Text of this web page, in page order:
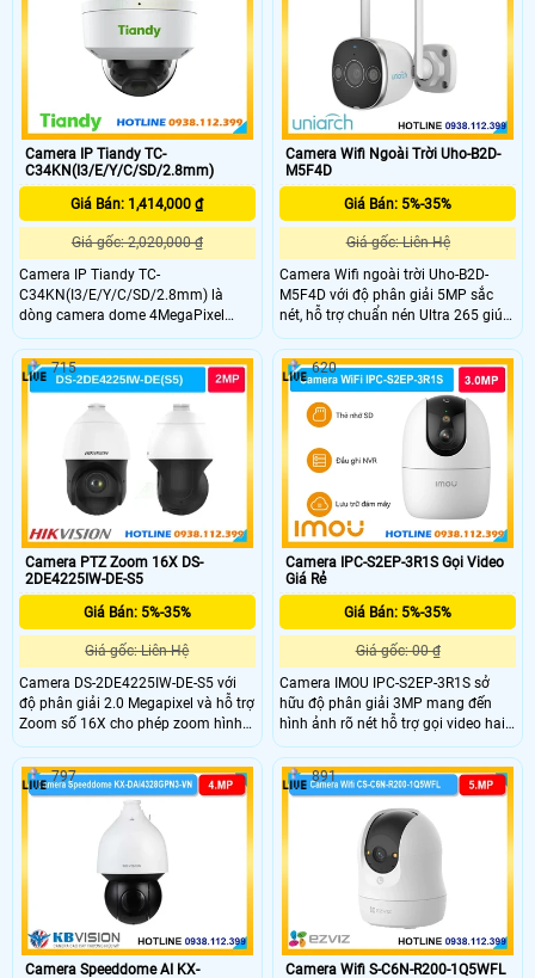
có màu ban đêm kết hợp chuẩn nén
Ultra265 giúp tiết kiệm băng thông
và dung lượng lưu trữ.
phòng, cửa hàng và khu vực giao
Camera IP Tiandy TC-
C34KN(I3/E/Y/C/SD/2.8mm)
Giá Bán: 1,414,000 ₫
Giá gốc: 2,020,000 ₫
Camera IP Tiandy TC-
C34KN(I3/E/Y/C/SD/2.8mm) là
dòng camera dome 4MegaPixel
hiện đại, cung cấp hình ảnh chi tiét
và ổn định. Sản phẩm tích hợp hồng
ngoại, công nghệ xử lý hình ảnh tiên
tiến và thiết kế nhỏ gọn, phù hợp lắp
đặt cho gia đình, văn phòng và cửa
hàng.
Camera Wifi Ngoài Trời Uho-B2D-
M5F4D
Giá Bán: 5%-35%
Giá gốc: Liên Hệ
Camera Wifi ngoài trời Uho-B2D-
M5F4D với độ phân giải 5MP sắc
nét, hỗ trợ chuẩn nén Ultra 265 giúp
tiết kiệm dung lượng lưu trữ. Thiết bị
trang bị Dual Light thông minh với
hồng ngoại 20m và đèn trắng 10m
cho hình ảnh rõ nét cả ngày lẫn
đêm, đồng thời tích hợp đàm thoại
hai chiều tiện lợi.
Camera PTZ Zoom 16X DS-
2DE4225IW-DE-S5
Giá Bán: 5%-35%
Giá gốc: Liên Hệ
Camera DS-2DE4225IW-DE-S5 với
độ phân giải 2.0 Megapixel và hỗ trợ
Zoom số 16X cho phép zoom hình
ảnh ở khoảng cách xa mà không
giảm chất lượng của hình anh.
Ngoài ra DS-2DE4225IW-DE-S5 được
trang bị hồng ngoại tầm xa 100m,
hỗ trợ thẻ nhớ MicroSD tối đa
256GB, đạt chuẩn IP66 chống bụi
715
Camera IPC-S2EP-3R1S Gọi Video
Giá Rẻ
Giá Bán: 5%-35%
Giá gốc: 00 ₫
Camera IMOU IPC-S2EP-3R1S sở
hữu độ phân giải 3MP mang đến
hình ảnh rõ nét hỗ trợ gọi video hai
chiều nhanh chóng. Với khả năng
quan sát ban đêm sáng rõ tầm nhìn
xa và âm thanh trung thực camera
kiểm soát an ninh dù ở bất kỳ đâu.
Lựa chọn lý tưởng cho gia đình, văn
phòng và cửa hàng.
620
Camera Speeddome AI KX-
797
Camera Wifi S-C6N-R200-1Q5WFL
891